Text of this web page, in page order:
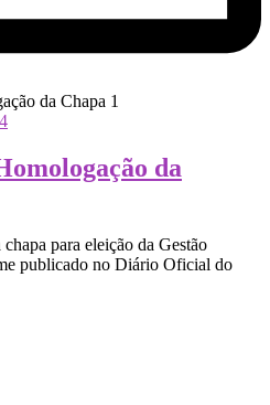
da
para eleição da Gestão
publicado no Diário Oficial do